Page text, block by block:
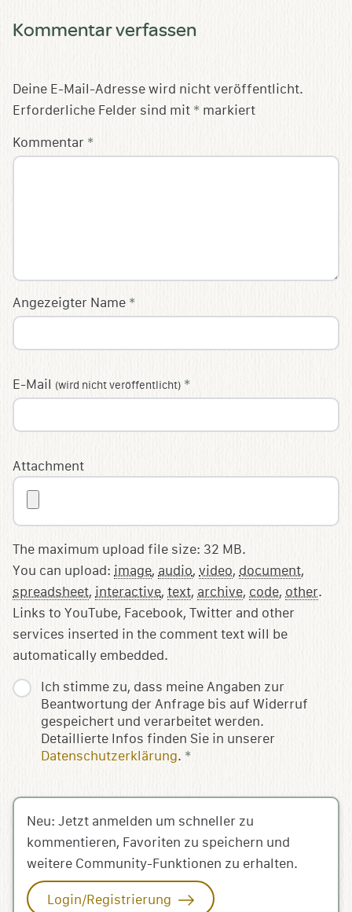
Kommentar verfassen
Deine E-Mail-Adresse wird nicht veröffentlicht.
Erforderliche Felder sind mit * markiert
Kommentar *
Angezeigter Name *
E-Mail (wird nicht veröffentlicht) *
Ich stimme zu, dass meine Angaben zur
Beantwortung der Anfrage bis auf Widerruf
gespeichert und verarbeitet werden.
Detaillierte Infos finden Sie in unserer
Datenschutzerklärung. *
Attachment
The maximum upload file size: 32 MB.
You can upload: image, audio, video, document,
spreadsheet, interactive, text, archive, code, other.
Links to YouTube, Facebook, Twitter and other
services inserted in the comment text will be
automatically embedded.
Neu: Jetzt anmelden um schneller zu
kommentieren, Favoriten zu speichern und
weitere Community-Funktionen zu erhalten.
Login/Registrierung